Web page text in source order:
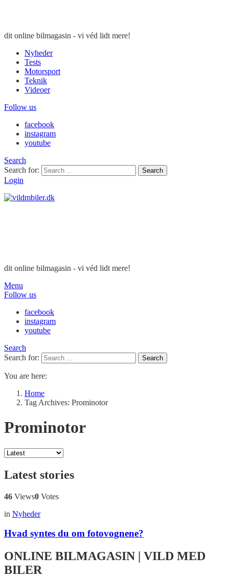
dit online bilmagasin - vi véd lidt mere!
Nyheder
Tests
Motorsport
Teknik
Videoer
Follow us
facebook
instagram
youtube
Search
Search for:
Search
Login
dit online bilmagasin - vi véd lidt mere!
Menu
Follow us
facebook
instagram
youtube
Search
Search for:
Search
You are here:
Home
Tag Archives: Prominotor
Prominotor
Latest stories
46 Views0 Votes
in Nyheder
Hvad syntes du om fotovognene?
ONLINE BILMAGASIN | VILD MED
BILER